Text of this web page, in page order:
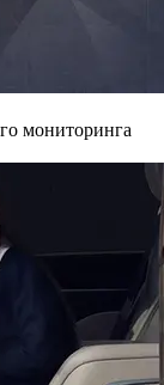
мониторинга